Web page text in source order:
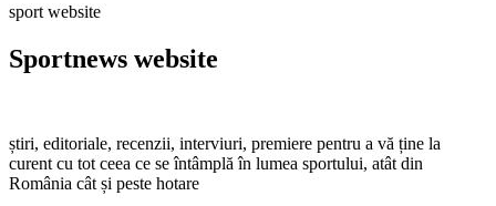
sport website
Sportnews website
știri, editoriale, recenzii, interviuri, premiere pentru a vă ține la
curent cu tot ceea ce se întâmplă în lumea sportului, atât din
România cât și peste hotare